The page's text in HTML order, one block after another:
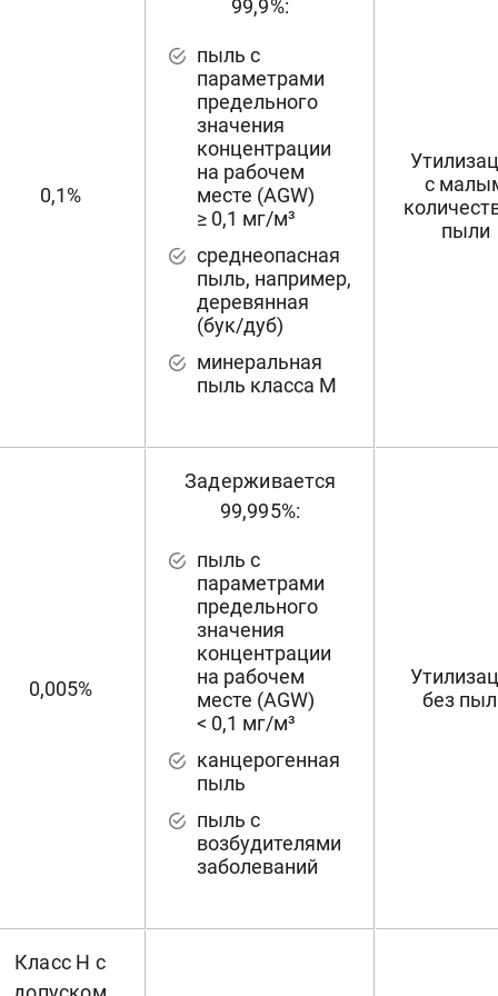
0,1%
99,9%:
пыль с
параметрами
предельного
значения
концентрации
на рабочем
месте (AGW)
≥ 0,1 мг/м³
среднеопасная
пыль, например,
деревянная
(бук/дуб)
минеральная
пыль класса M
с
пыли
0,005%
Задерживается
99,995%:
пыль с
параметрами
предельного
значения
концентрации
на рабочем
месте (AGW)
< 0,1 мг/м³
канцерогенная
пыль
пыль с
возбудителями
заболеваний
без
Класс H с